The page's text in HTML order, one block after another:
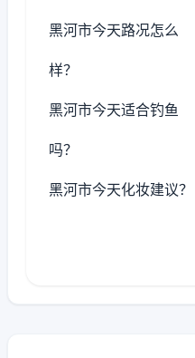
黑河市今天路况怎么
样？
黑河市今天适合钓鱼
吗？
黑河市今天化妆建议？